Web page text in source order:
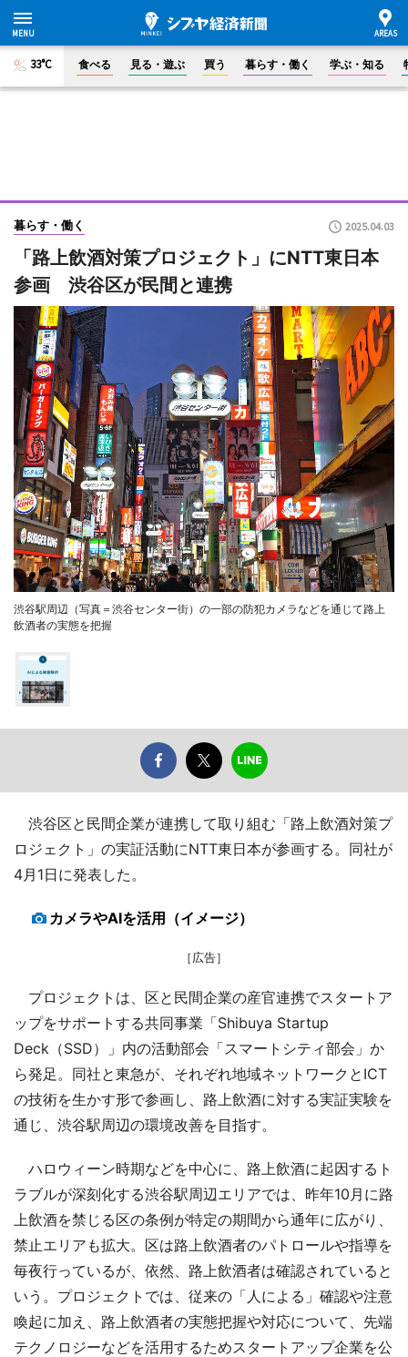
33°C 食べる 見る・遊ぶ 買う 暮らす・働く 学ぶ・知る
暮らす・働く 2025.04.03
「路上飲酒対策プロジェクト」にNTT東日本
参画 渋谷区が民間と連携
渋谷駅周辺（写真＝渋谷センター街）の一部の防犯カメラなどを通じて路上
飲酒者の実態を把握
渋谷区と民間企業が連携して取り組む「路上飲酒対策プ
ロジェクト」の実証活動にNTT東日本が参画する。同社が
4月1日に発表した。
カメラやAIを活用（イメージ）
［広告］
プロジェクトは、区と民間企業の産官連携でスタートア
ップをサポートする共同事業「Shibuya Startup
Deck（SSD）」内の活動部会「スマートシティ部会」か
ら発足。同社と東急が、それぞれ地域ネットワークとICT
の技術を生かす形で参画し、路上飲酒に対する実証実験を
通じ、渋谷駅周辺の環境改善を目指す。
ハロウィーン時期などを中心に、路上飲酒に起因するト
ラブルが深刻化する渋谷駅周辺エリアでは、昨年10月に路
上飲酒を禁じる区の条例が特定の期間から通年に広がり、
禁止エリアも拡大。区は路上飲酒者のパトロールや指導を
毎夜行っているが、依然、路上飲酒者は確認されていると
いう。プロジェクトでは、従来の「人による」確認や注意
喚起に加え、路上飲酒者の実態把握や対応について、先端
テクノロジーなどを活用するためスタートアップ企業を公